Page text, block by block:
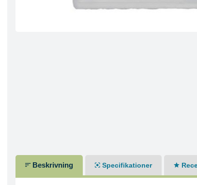
Beskrivning Specifikationer